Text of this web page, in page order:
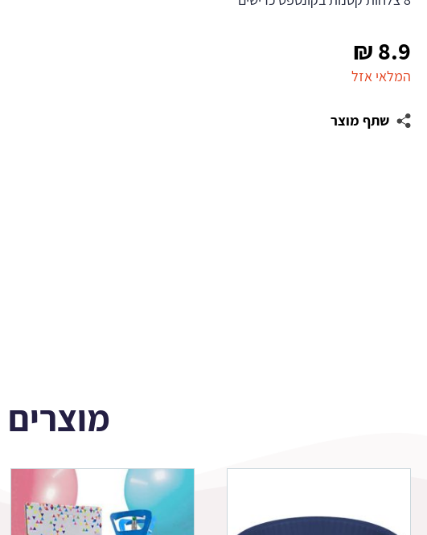
8.9
₪
המלאי אזל
שתף מוצר